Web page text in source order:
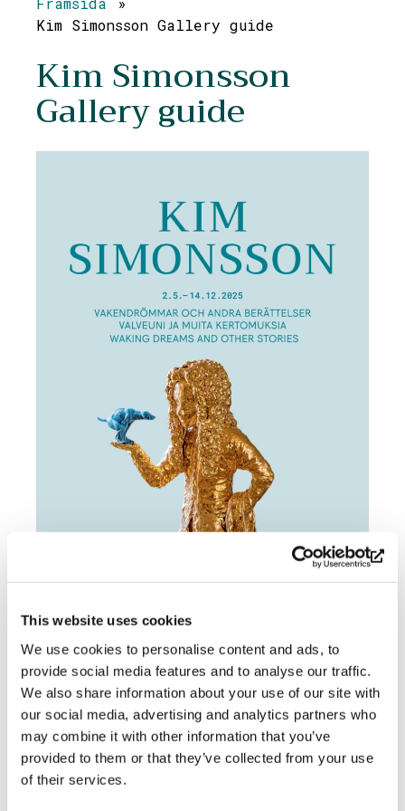
This website uses cookies
We use cookies to personalise content and ads, to
provide social media features and to analyse our traffic.
We also share information about your use of our site with
our social media, advertising and analytics partners who
may combine it with other information that you’ve
provided to them or that they’ve collected from your use
of their services.
Kim Simonsson Gallery guide
Kim Simonsson
Gallery guide
Prenumerera på Söderlångviks
nyhetsbrev